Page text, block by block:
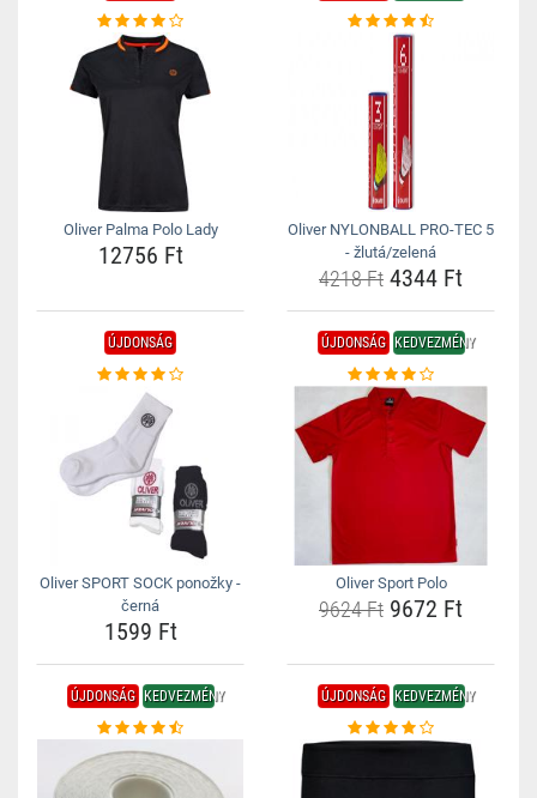
Oliver Palma Polo Lady
12756 Ft
Oliver NYLONBALL PRO-TEC 5
- žlutá/zelená
4218 Ft 4344 Ft
ÚJDONSÁG
Oliver SPORT SOCK ponožky -
černá
1599 Ft
ÚJDONSÁG KEDVEZMÉNY
Oliver Sport Polo
9624 Ft 9672 Ft
ÚJDONSÁG KEDVEZMÉNY ÚJDONSÁG KEDVEZMÉNY